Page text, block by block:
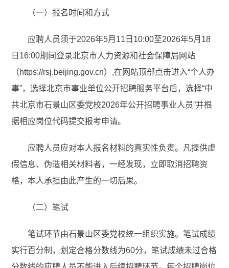
（一）报名时间和方式
应聘人员须于2026年5月11日10:00至2026年5月18
日16:00期间登录北京市人力资源和社会保障局网站
（https://rsj.beijing.gov.cn）,在网站顶部点击进入“个人办
事”，选择北京市事业单位公开招聘服务平台后，选择“中
共北京市石景山区委党校2026年公开招聘事业人员”并根
据相应岗位代码提交报考申请。
应聘人员应对本人报名材料的真实性负责。凡提供虚
假信息、伪造相关材料者，一经发现，立即取消招聘资
格，本人承担由此产生的一切后果。
（二）笔试
笔试环节由石景山区委党校统一组织实施。笔试成绩
实行百分制，划定合格分数线为60分，笔试成绩未过合格